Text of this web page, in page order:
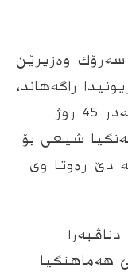
وه‌زیرێن
راگه‌هاند،
موقته‌دا سه‌در سه‌رۆكێ ره‌وتا سه‌در 45 روژ
شیعى بۆ
دێ ره‌وتا وى
هه‌ماهنگیا